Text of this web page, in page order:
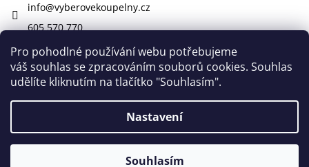
Pro pohodlné používání webu potřebujeme
váš souhlas se zpracováním souborů cookies. Souhlas
udělíte kliknutím na tlačítko "Souhlasím".
Nastavení
Souhlasím
info@vyberovekoupelny.cz
605 570 770
https://www.facebook.com/vyberovekoupelny/
Copyright 2026Výběrové Koupelny. Všechna práva
vyhrazena.